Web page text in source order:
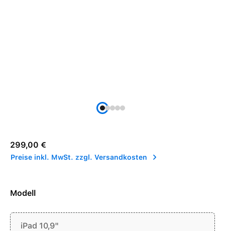
Regulärer Preis:
299,00 €
Preise inkl. MwSt. zzgl. Versandkosten
Modell
iPad 10,9"